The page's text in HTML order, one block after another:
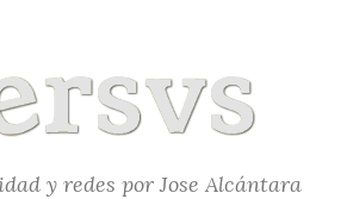
y redes por Jose Alcántara